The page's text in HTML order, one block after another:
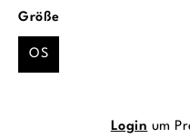
Größeauswählen
OS
Login um